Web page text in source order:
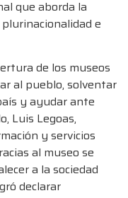
que aborda la
e
de los museos
al pueblo, solventar
y ayudar ante
Luis Legoas,
y servicios
al museo se
a la sociedad
declarar